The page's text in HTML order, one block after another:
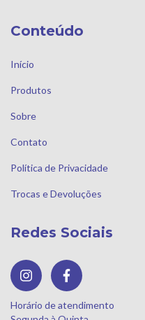
Conteúdo
Início
Produtos
Sobre
Contato
Política de Privacidade
Trocas e Devoluções
Redes Sociais
Horário de atendimento